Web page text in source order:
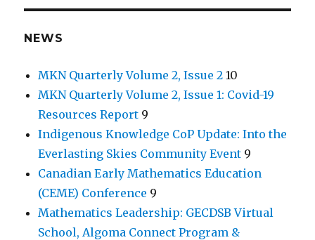
NEWS
MKN Quarterly Volume 2, Issue 2 10
MKN Quarterly Volume 2, Issue 1: Covid-19
Resources Report 9
Indigenous Knowledge CoP Update: Into the
Everlasting Skies Community Event 9
Canadian Early Mathematics Education
(CEME) Conference 9
Mathematics Leadership: GECDSB Virtual
School, Algoma Connect Program &